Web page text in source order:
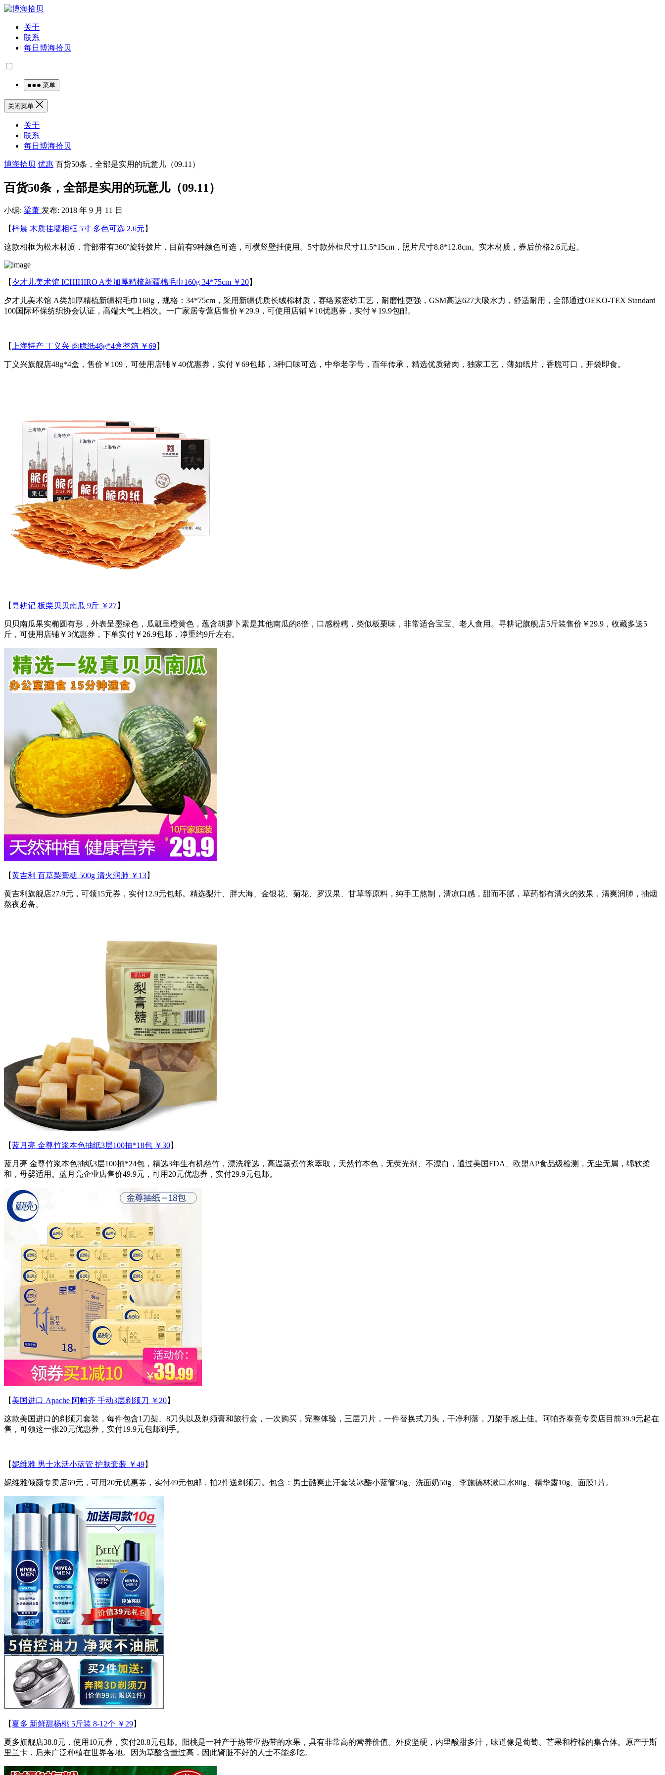
关于
联系
每日博海拾贝
菜单
关闭菜单
关于
联系
每日博海拾贝
博海拾贝 优惠 百货50条，全部是实用的玩意儿（09.11）
百货50条，全部是实用的玩意儿（09.11）
小编: 梁萧 发布: 2018 年 9 月 11 日
【梓晨 木质挂墙相框 5寸 多色可选 2.6元 】
这款相框为松木材质，背部带有360°旋转拨片，目前有9种颜色可选，可横竖壁挂使用。5寸款外框尺寸11.5*15cm，照片尺寸8.8*12.8cm。实木材质，券后价格2.6元起。
【 夕才儿美术馆 ICHIHIRO A类加厚精梳新疆棉毛巾160g 34*75cm ￥20】
夕才儿美术馆 A类加厚精梳新疆棉毛巾160g，规格：34*75cm，采用新疆优质长绒棉材质，赛络紧密纺工艺，耐磨性更强，GSM高达627大吸水力，舒适耐用，全部通过OEKO-TEX Standard
100国际环保纺织协会认证，高端大气上档次。一广家居专营店售价￥29.9，可使用店铺￥10优惠券，实付￥19.9包邮。
【 上海特产 丁义兴 肉脆纸48g*4盒整箱 ￥69】
丁义兴旗舰店48g*4盒，售价￥109，可使用店铺￥40优惠券，实付￥69包邮，3种口味可选，中华老字号，百年传承，精选优质猪肉，独家工艺，薄如纸片，香脆可口，开袋即食。
【寻耕记 板栗贝贝南瓜 9斤 ￥27】
贝贝南瓜果实椭圆有形，外表呈墨绿色，瓜瓤呈橙黄色，蕴含胡萝卜素是其他南瓜的8倍，口感粉糯，类似板栗味，非常适合宝宝、老人食用。寻耕记旗舰店5斤装售价￥29.9，收藏多送5
斤，可使用店铺￥3优惠券，下单实付￥26.9包邮，净重约9斤左右。
【黄吉利 百草梨膏糖 500g 清火润肺 ￥13】
黄吉利旗舰店27.9元，可领15元券，实付12.9元包邮。精选梨汁、胖大海、金银花、菊花、罗汉果、甘草等原料，纯手工熬制，清凉口感，甜而不腻，草药都有清火的效果，清爽润肺，抽烟
熬夜必备。
【蓝月亮 金尊竹浆本色抽纸3层100抽*18包 ￥30】
蓝月亮 金尊竹浆本色抽纸3层100抽*24包，精选3年生有机慈竹，漂洗筛选，高温蒸煮竹浆萃取，天然竹本色，无荧光剂、不漂白，通过美国FDA、欧盟AP食品级检测，无尘无屑，绵软柔
和，母婴适用。蓝月亮企业店售价49.9元，可用20元优惠券，实付29.9元包邮。
【 美国进口 Apache 阿帕齐 手动3层剃须刀 ￥20】
这款美国进口的剃须刀套装，每件包含1刀架、8刀头以及剃须膏和旅行盒，一次购买，完整体验，三层刀片，一件替换式刀头，干净利落，刀架手感上佳。阿帕齐泰竞专卖店目前39.9元起在
售，可领这一张20元优惠券，实付19.9元包邮到手。
【妮维雅 男士水活小蓝管 护肤套装 ￥49】
妮维雅倾颜专卖店69元，可用20元优惠券，实付49元包邮，拍2件送剃须刀。包含：男士酷爽止汗套装冰酷小蓝管50g、洗面奶50g、李施德林漱口水80g、精华露10g、面膜1片。
【 夏多 新鲜甜杨桃 5斤装 8-12个 ￥29】
夏多旗舰店38.8元，使用10元券，实付28.8元包邮。阳桃是一种产于热带亚热带的水果，具有非常高的营养价值。外皮坚硬，内里酸甜多汁，味道像是葡萄、芒果和柠檬的集合体。原产于斯
里兰卡，后来广泛种植在世界各地。因为草酸含量过高，因此肾脏不好的人士不能多吃。